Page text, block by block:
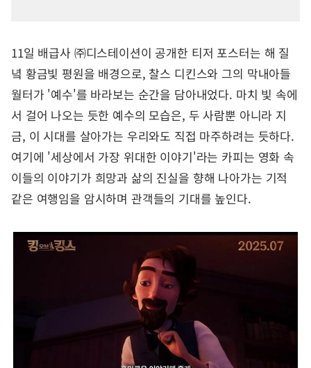
11일 배급사 ㈜디스테이션이 공개한 티저 포스터는 해 질
녘 황금빛 평원을 배경으로, 찰스 디킨스와 그의 막내아들
월터가 '예수'를 바라보는 순간을 담아내었다. 마치 빛 속에
서 걸어 나오는 듯한 예수의 모습은, 두 사람뿐 아니라 지
금, 이 시대를 살아가는 우리와도 직접 마주하려는 듯하다.
여기에 '세상에서 가장 위대한 이야기'라는 카피는 영화 속
이들의 이야기가 희망과 삶의 진실을 향해 나아가는 기적
같은 여행임을 암시하며 관객들의 기대를 높인다.